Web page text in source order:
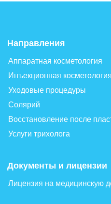
Направления
Аппаратная косметология
Инъекционная косметология
Уходовые процедуры
Солярий
Восстановление после
Услуги трихолога
Документы и лицензии
Лицензия на медицинскую